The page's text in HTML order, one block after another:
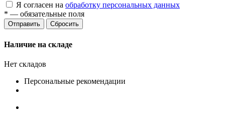
Я согласен на обработку персональных данных
* — обязательные поля
Сбросить
Наличие на складе
Нет складов
Персональные рекомендации